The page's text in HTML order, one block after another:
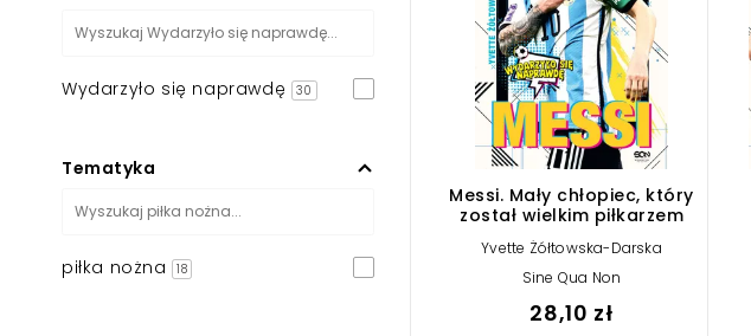
Wydarzyło się naprawdę 30
Tematyka
piłka nożna 18
Messi. Mały chłopiec, który
został wielkim piłkarzem
Yvette Żółtowska-Darska
Sine Qua Non
28,10 zł